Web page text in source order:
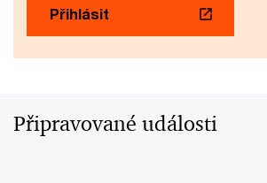
Přihlásit
Připravované události